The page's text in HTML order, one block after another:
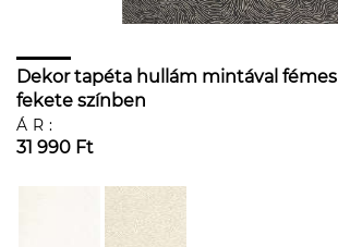
Dekor tapéta hullám mintával fémes
fekete színben
ÁR:
31 990 Ft